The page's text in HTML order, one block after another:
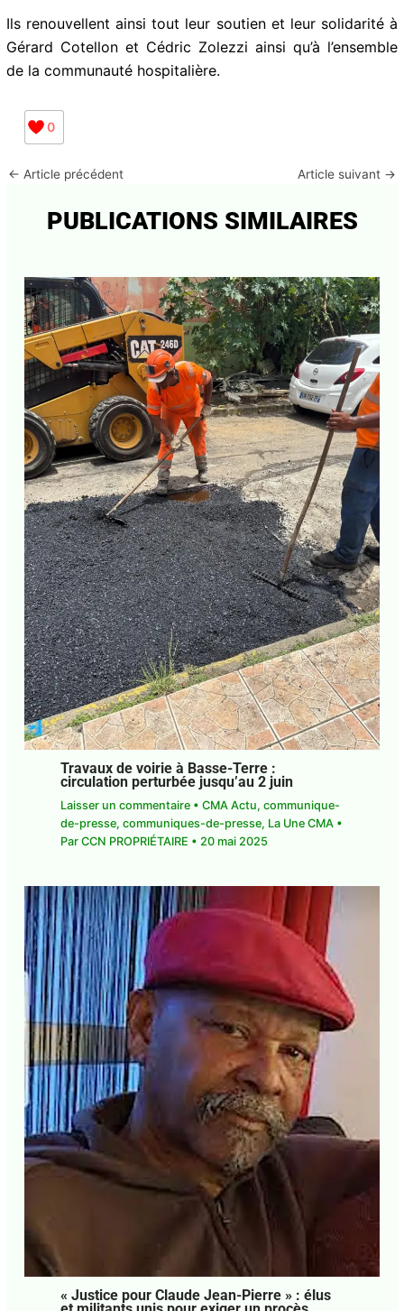
Ils renouvellent ainsi tout leur soutien et leur solidarité à
Gérard Cotellon et Cédric Zolezzi ainsi qu’à l’ensemble
de la communauté hospitalière.
0
← Article précédent Article suivant →
PUBLICATIONS SIMILAIRES
Travaux de voirie à Basse-Terre :
circulation perturbée jusqu’au 2 juin
Laisser un commentaire • CMA Actu, communique-
de-presse, communiques-de-presse, La Une CMA •
Par CCN PROPRIÉTAIRE • 20 mai 2025
« Justice pour Claude Jean-Pierre » : élus